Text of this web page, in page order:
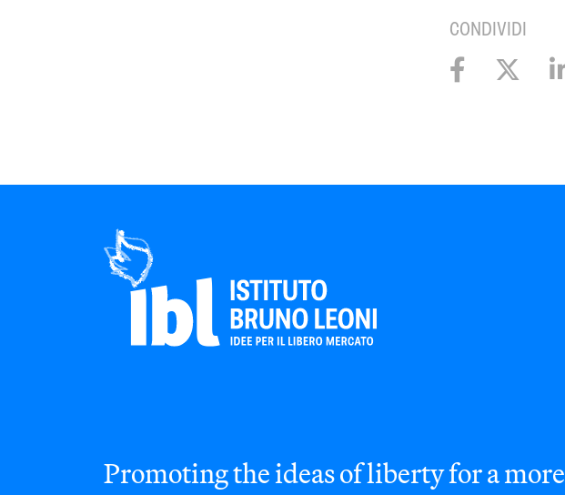
CONDIVIDI
Promoting the ideas of liberty for a more